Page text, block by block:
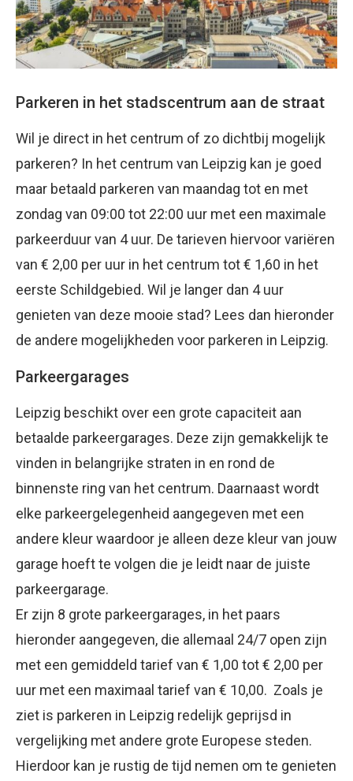
Parkeren in het stadscentrum aan de straat
Wil je direct in het centrum of zo dichtbij mogelijk
parkeren? In het centrum van Leipzig kan je goed
maar betaald parkeren van maandag tot en met
zondag van 09:00 tot 22:00 uur met een maximale
parkeerduur van 4 uur. De tarieven hiervoor variëren
van € 2,00 per uur in het centrum tot € 1,60 in het
eerste Schildgebied. Wil je langer dan 4 uur
genieten van deze mooie stad? Lees dan hieronder
de andere mogelijkheden voor parkeren in Leipzig.
Parkeergarages
Leipzig beschikt over een grote capaciteit aan
betaalde parkeergarages. Deze zijn gemakkelijk te
vinden in belangrijke straten in en rond de
binnenste ring van het centrum. Daarnaast wordt
elke parkeergelegenheid aangegeven met een
andere kleur waardoor je alleen deze kleur van jouw
garage hoeft te volgen die je leidt naar de juiste
parkeergarage.
Er zijn 8 grote parkeergarages, in het paars
hieronder aangegeven, die allemaal 24/7 open zijn
met een gemiddeld tarief van € 1,00 tot € 2,00 per
uur met een maximaal tarief van € 10,00. Zoals je
ziet is parkeren in Leipzig redelijk geprijsd in
vergelijking met andere grote Europese steden.
Hierdoor kan je rustig de tijd nemen om te genieten